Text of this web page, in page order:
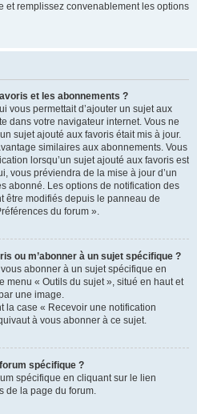
et remplissez convenablement les options
et les abonnements ?
vous permettait d’ajouter un sujet aux
dans votre navigateur internet. Vous ne
sujet ajouté aux favoris était mis à jour.
similaires aux abonnements. Vous
lorsqu’un sujet ajouté aux favoris est
vous préviendra de la mise à jour d’un
abonné. Les options de notification des
être modifiés depuis le panneau de
du forum ».
ou m’abonner à un sujet spécifique ?
abonner à un sujet spécifique en
menu « Outils du sujet », situé en haut et
une image.
la case « Recevoir une notification
à vous abonner à ce sujet.
spécifique ?
spécifique en cliquant sur le lien
de la page du forum.